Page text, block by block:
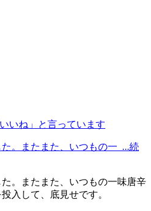
いね」と言っています
。またまた、いつもの一 ...続
。またまた、いつもの一味唐辛
入して、底見せです。